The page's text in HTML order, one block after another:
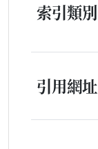
索引類別
引用網址